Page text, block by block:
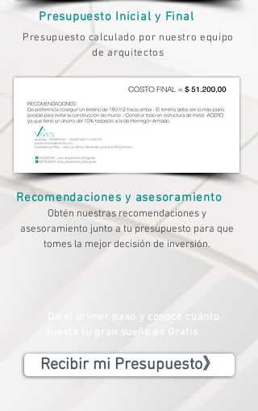
Presupuesto Inicial y Final
Presupuesto calculado por nuestro equipo
de arquitectos
Recomendaciones y asesoramiento
Obtén nuestras recomendaciones y
asesoramiento junto a tu presupuesto para que
tomes la mejor decisión de inversión.
Recibir mi Presupuesto》
Da el primer paso y conoce cuánto
cuesta tu gran sueño es Gratis